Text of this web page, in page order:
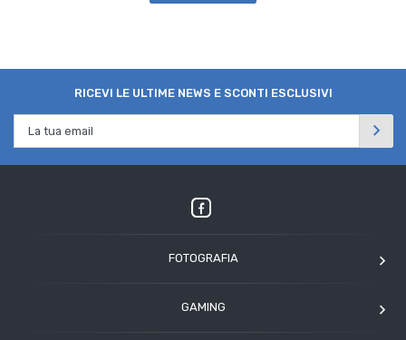
RICEVI LE ULTIME NEWS E SCONTI ESCLUSIVI
FOTOGRAFIA
GAMING